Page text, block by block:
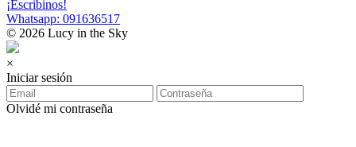
¡Escribinos!
Whatsapp: 091636517
© 2026 Lucy in the Sky
×
Iniciar sesión
Olvidé mi contraseña